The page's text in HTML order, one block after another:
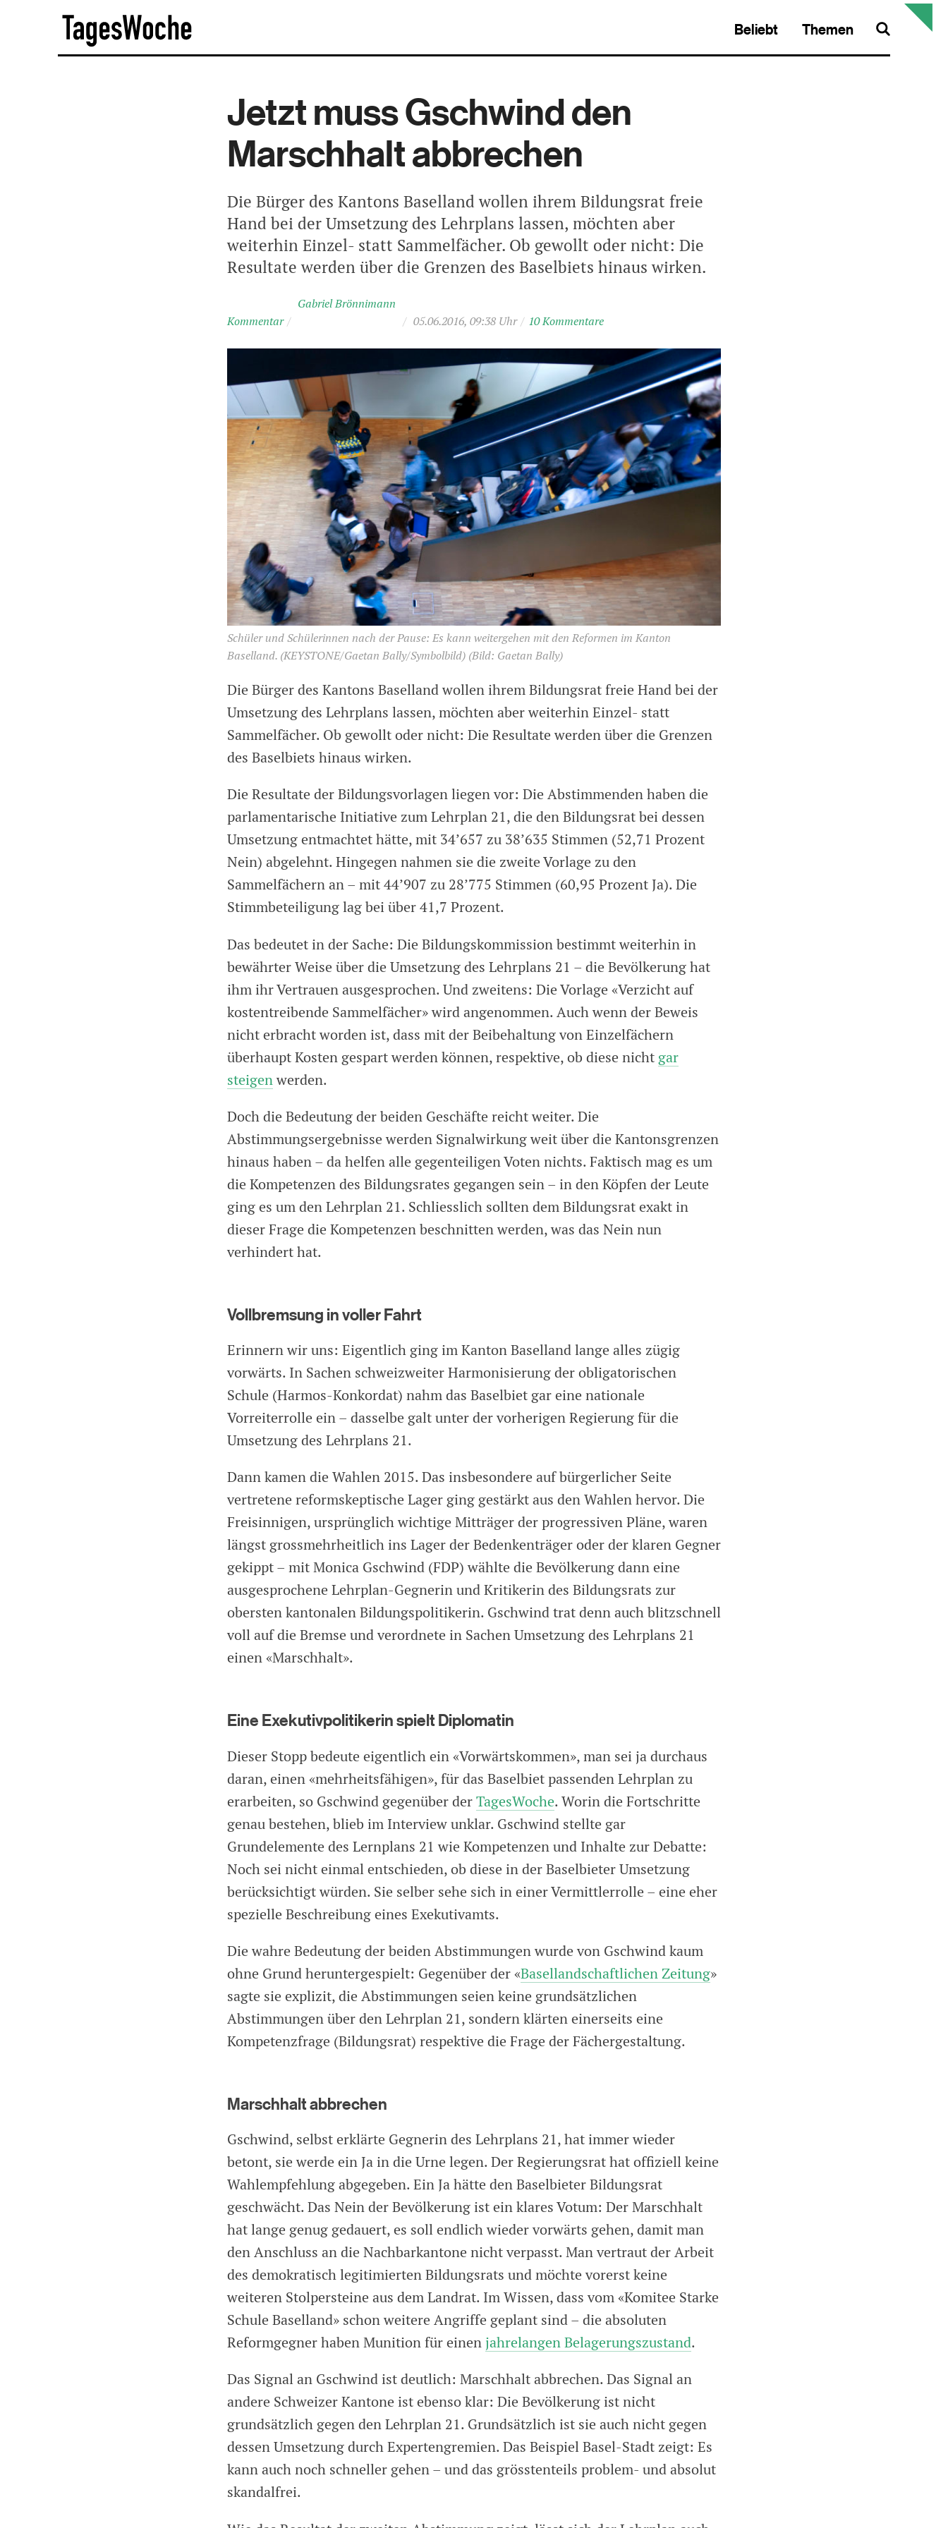
Beliebt Themen
Jetzt muss Gschwind den
Marschhalt abbrechen
Die Bürger des Kantons Baselland wollen ihrem Bildungsrat freie
Hand bei der Umsetzung des Lehrplans lassen, möchten aber
weiterhin Einzel- statt Sammelfächer. Ob gewollt oder nicht: Die
Resultate werden über die Grenzen des Baselbiets hinaus wirken.
Kommentar /
Gabriel Brönnimann
/ 05.06.2016, 09:38 Uhr / 10 Kommentare
Schüler und Schülerinnen nach der Pause: Es kann weitergehen mit den Reformen im Kanton
Baselland. (KEYSTONE/Gaetan Bally/Symbolbild) (Bild: Gaetan Bally)
Die Bürger des Kantons Baselland wollen ihrem Bildungsrat freie Hand bei der
Umsetzung des Lehrplans lassen, möchten aber weiterhin Einzel- statt
Sammelfächer. Ob gewollt oder nicht: Die Resultate werden über die Grenzen
des Baselbiets hinaus wirken.
Die Resultate der Bildungsvorlagen liegen vor: Die Abstimmenden haben die
parlamentarische Initiative zum Lehrplan 21, die den Bildungsrat bei dessen
Umsetzung entmachtet hätte, mit 34’657 zu 38’635 Stimmen (52,71 Prozent
Nein) abgelehnt. Hingegen nahmen sie die zweite Vorlage zu den
Sammelfächern an – mit 44’907 zu 28’775 Stimmen (60,95 Prozent Ja). Die
Stimmbeteiligung lag bei über 41,7 Prozent.
Das bedeutet in der Sache: Die Bildungskommission bestimmt weiterhin in
bewährter Weise über die Umsetzung des Lehrplans 21 – die Bevölkerung hat
ihm ihr Vertrauen ausgesprochen. Und zweitens: Die Vorlage «Verzicht auf
kostentreibende Sammelfächer» wird angenommen. Auch wenn der Beweis
nicht erbracht worden ist, dass mit der Beibehaltung von Einzelfächern
überhaupt Kosten gespart werden können, respektive, ob diese nicht gar
steigenwerden.
Doch die Bedeutung der beiden Geschäfte reicht weiter. Die
Abstimmungsergebnisse werden Signalwirkung weit über die Kantonsgrenzen
hinaus haben – da helfen alle gegenteiligen Voten nichts. Faktisch mag es um
die Kompetenzen des Bildungsrates gegangen sein – in den Köpfen der Leute
ging es um den Lehrplan 21. Schliesslich sollten dem Bildungsrat exakt in
dieser Frage die Kompetenzen beschnitten werden, was das Nein nun
verhindert hat.
Vollbremsung in voller Fahrt
Erinnern wir uns: Eigentlich ging im Kanton Baselland lange alles zügig
vorwärts. In Sachen schweizweiter Harmonisierung der obligatorischen
Schule (Harmos-Konkordat) nahm das Baselbiet gar eine nationale
Vorreiterrolle ein – dasselbe galt unter der vorherigen Regierung für die
Umsetzung des Lehrplans 21.
Dann kamen die Wahlen 2015. Das insbesondere auf bürgerlicher Seite
vertretene reformskeptische Lager ging gestärkt aus den Wahlen hervor. Die
Freisinnigen, ursprünglich wichtige Mitträger der progressiven Pläne, waren
längst grossmehrheitlich ins Lager der Bedenkenträger oder der klaren Gegner
gekippt – mit Monica Gschwind (FDP) wählte die Bevölkerung dann eine
ausgesprochene Lehrplan-Gegnerin und Kritikerin des Bildungsrats zur
obersten kantonalen Bildungspolitikerin. Gschwind trat denn auch blitzschnell
voll auf die Bremse und verordnete in Sachen Umsetzung des Lehrplans 21
einen «Marschhalt».
Eine Exekutivpolitikerin spielt Diplomatin
Dieser Stopp bedeute eigentlich ein «Vorwärtskommen», man sei ja durchaus
daran, einen «mehrheitsfähigen», für das Baselbiet passenden Lehrplan zu
erarbeiten, so Gschwind gegenüber derTagesWoche. Worin die Fortschritte
genau bestehen, blieb im Interview unklar. Gschwind stellte gar
Grundelemente des Lernplans 21 wie Kompetenzen und Inhalte zur Debatte:
Noch sei nicht einmal entschieden, ob diese in der Baselbieter Umsetzung
berücksichtigt würden. Sie selber sehe sich in einer Vermittlerrolle – eine eher
spezielle Beschreibung eines Exekutivamts.
Die wahre Bedeutung der beiden Abstimmungen wurde von Gschwind kaum
ohne Grund heruntergespielt: Gegenüber der «Basellandschaftlichen Zeitung»
sagte sie explizit, die Abstimmungen seien keine grundsätzlichen
Abstimmungen über den Lehrplan 21, sondern klärten einerseits eine
Kompetenzfrage (Bildungsrat) respektive die Frage der Fächergestaltung.
Marschhalt abbrechen
Gschwind, selbst erklärte Gegnerin des Lehrplans 21, hat immer wieder
betont, sie werde ein Ja in die Urne legen. Der Regierungsrat hat offiziell keine
Wahlempfehlung abgegeben. Ein Ja hätte den Baselbieter Bildungsrat
geschwächt. Das Nein der Bevölkerung ist ein klares Votum: Der Marschhalt
hat lange genug gedauert, es soll endlich wieder vorwärts gehen, damit man
den Anschluss an die Nachbarkantone nicht verpasst. Man vertraut der Arbeit
des demokratisch legitimierten Bildungsrats und möchte vorerst keine
weiteren Stolpersteine aus dem Landrat. Im Wissen, dass vom «Komitee Starke
Schule Baselland» schon weitere Angriffe geplant sind – die absoluten
Reformgegner haben Munition für einen jahrelangen Belagerungszustand.
Das Signal an Gschwind ist deutlich: Marschhalt abbrechen. Das Signal an
andere Schweizer Kantone ist ebenso klar: Die Bevölkerung ist nicht
grundsätzlich gegen den Lehrplan 21. Grundsätzlich ist sie auch nicht gegen
dessen Umsetzung durch Expertengremien. Das Beispiel Basel-Stadt zeigt: Es
kann auch noch schneller gehen – und das grösstenteils problem- und absolut
skandalfrei.